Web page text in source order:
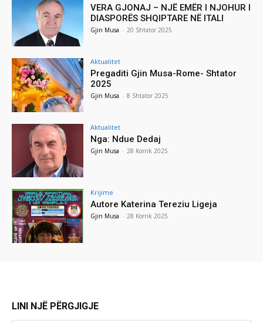
VERA GJONAJ – NJË EMËR I NJOHUR I
DIASPORËS SHQIPTARE NË ITALI
Gjin Musa - 20 Shtator 2025
Aktualitet
Pregaditi Gjin Musa-Rome- Shtator
2025
Gjin Musa - 8 Shtator 2025
Aktualitet
Nga: Ndue Dedaj
Gjin Musa - 28 Korrik 2025
Krijime
Autore Katerina Tereziu Ligeja
Gjin Musa - 28 Korrik 2025
LINI NJË PËRGJIGJE